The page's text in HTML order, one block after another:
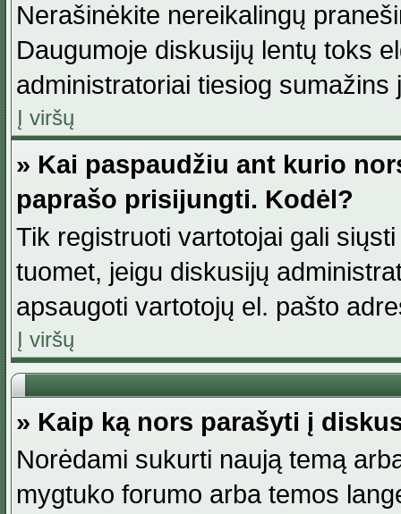
Nerašinėkite nereikalingų
Daugumoje diskusijų lentų toks
administratoriai tiesiog
Į viršų
» Kai paspaudžiu ant kurio
paprašo prisijungti. Kodėl?
Tik registruoti vartotojai gali
tuomet, jeigu diskusijų
apsaugoti vartotojų el. pašto
Į viršų
» Kaip ką nors parašyti į
Norėdami sukurti naują temą
mygtuko forumo arba temos